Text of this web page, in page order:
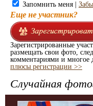
Запомнить меня |
Еще не участник?
Зарегистрированные
размещать свои фото,
комментариями и многое
плюсы регистрации >>
Случайная